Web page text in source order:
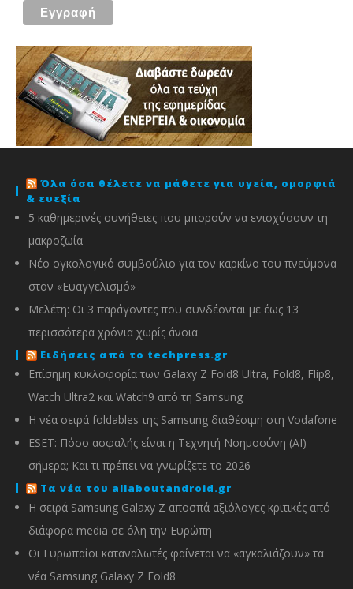
Όλα όσα θέλετε να μάθετε για υγεία, ομορφιά
& ευεξία
5 καθημερινές συνήθειες που μπορούν να ενισχύσουν τη
μακροζωία
Νέο ογκολογικό συμβούλιο για τον καρκίνο του πνεύμονα
στον «Ευαγγελισμό»
Μελέτη: Οι 3 παράγοντες που συνδέονται με έως 13
περισσότερα χρόνια χωρίς άνοια
Ειδήσεις από το techpress.gr
Επίσημη κυκλοφορία των Galaxy Z Fold8 Ultra, Fold8, Flip8,
Watch Ultra2 και Watch9 από τη Samsung
Η νέα σειρά foldables της Samsung διαθέσιμη στη Vodafone
ESET: Πόσο ασφαλής είναι η Τεχνητή Νοημοσύνη (AI)
σήμερα; Και τι πρέπει να γνωρίζετε το 2026
Τα νέα του allaboutandroid.gr
Η σειρά Samsung Galaxy Z αποσπά αξιόλογες κριτικές από
διάφορα media σε όλη την Ευρώπη
Οι Ευρωπαίοι καταναλωτές φαίνεται να «αγκαλιάζουν» τα
νέα Samsung Galaxy Z Fold8